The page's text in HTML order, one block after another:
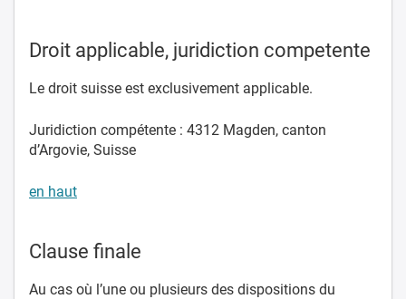
Droit applicable, juridiction competente
Le droit suisse est exclusivement applicable.
Juridiction compétente : 4312 Magden, canton
d’Argovie, Suisse
en haut
Clause finale
Au cas où l’une ou plusieurs des dispositions du